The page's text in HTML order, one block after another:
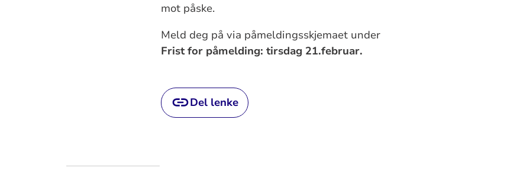
mot påske.
Meld deg på via påmeldingsskjemaet under
Frist for påmelding: tirsdag 21.februar.
Del lenke